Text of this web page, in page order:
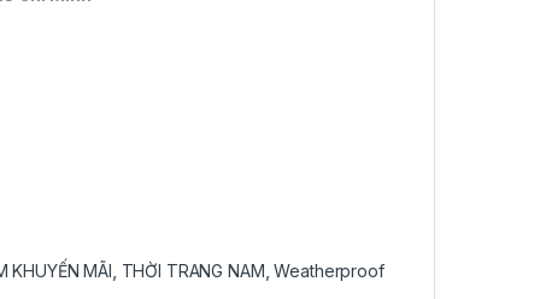
KHUYẾN MÃI THỜI TRANG NAM ,Weatherproof